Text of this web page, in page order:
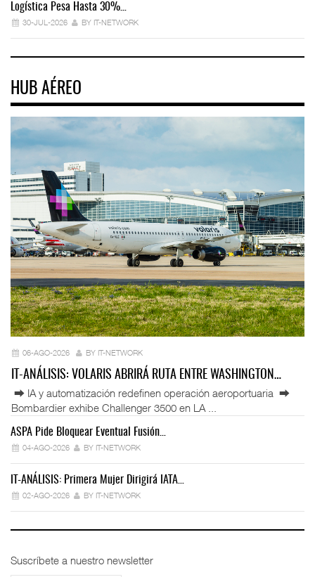
Logística Pesa Hasta 30%…
30-JUL-2026 BY IT-NETWORK
HUB AÉREO
06-AGO-2026 BY IT-NETWORK
IT-ANÁLISIS: VOLARIS ABRIRÁ RUTA ENTRE WASHINGTON…
⮕ IA y automatización redefinen operación aeroportuaria ⮕
Bombardier exhibe Challenger 3500 en LA ...
ASPA Pide Bloquear Eventual Fusión…
04-AGO-2026 BY IT-NETWORK
IT-ANÁLISIS: Primera Mujer Dirigirá IATA…
02-AGO-2026 BY IT-NETWORK
Suscríbete a nuestro newsletter